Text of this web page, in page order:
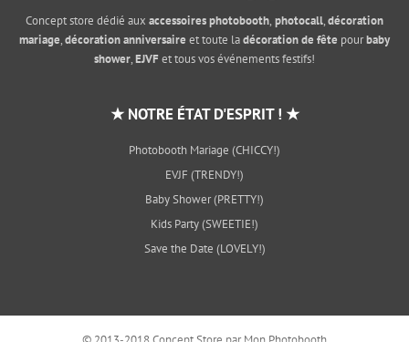
Concept store dédié aux accessoires photobooth, photocall,décoration
mariage,décoration anniversaire et toute ladécoration de fête pourbaby
shower,EJVFet tous vos événements festifs!
★ NOTRE ÉTAT D'ESPRIT ! ★
Photobooth Mariage (CHICCY!)
EVJF (TRENDY!)
Baby Shower (PRETTY!)
Kids Party (SWEETIE!)
Save the Date (LOVELY!)